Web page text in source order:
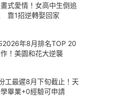
式愛情！女高中生倒追
靠1招逆轉娶回家
2026年8月排名TOP 20
！美園和花大逆襲
工最遲8月下旬截止！天
畢業+0經驗可申請